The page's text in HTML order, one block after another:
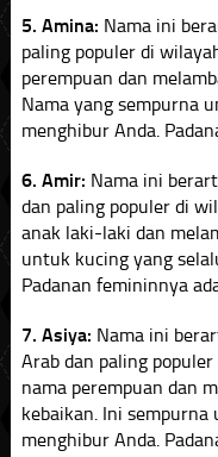
5. Amina: Nama ini
paling populer di
perempuan dan
Nama yang sempurna
menghibur Anda.
6. Amir: Nama ini
dan paling populer di
anak laki-laki dan
untuk kucing yang
Padanan femininnya
7. Asiya: Nama ini
Arab dan paling
nama perempuan dan
kebaikan. Ini
menghibur Anda.